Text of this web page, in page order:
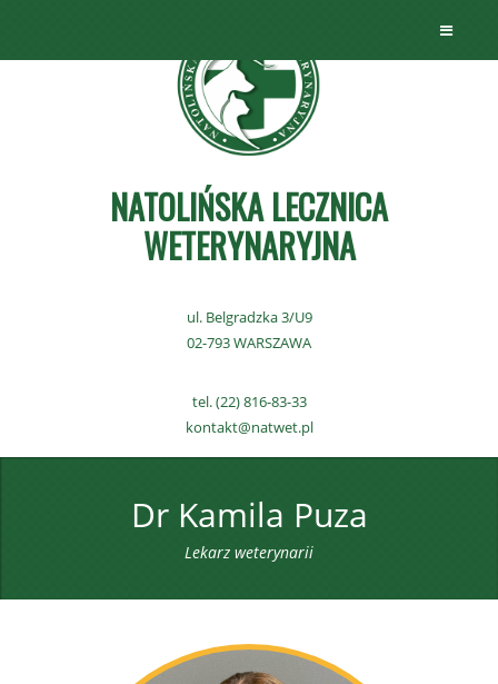
NATOLIŃSKA LECZNICA
WETERYNARYJNA
ul. Belgradzka 3/U9
02-793 WARSZAWA
tel. (22) 816-83-33
kontakt@natwet.pl
Dr Kamila Puza
Lekarz weterynarii